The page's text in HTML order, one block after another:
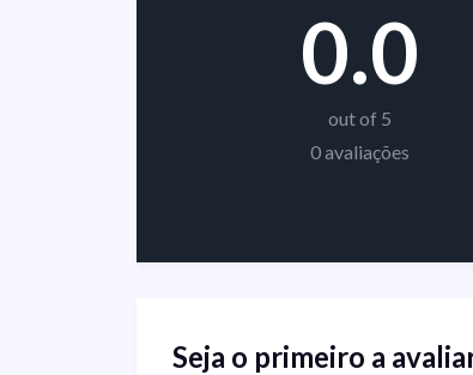
0.0
out of 5
0 avaliações
Seja o primeiro a